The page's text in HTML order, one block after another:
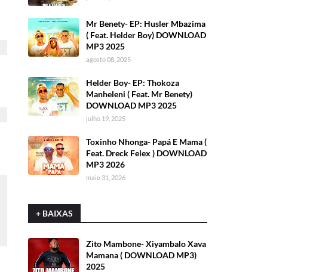
Mr Benety- EP: Husler Mbazima
( Feat. Helder Boy) DOWNLOAD
MP3 2025
agosto 08, 2025
Helder Boy- EP: Thokoza
Manheleni ( Feat. Mr Benety)
DOWNLOAD MP3 2025
julho 19, 2025
Toxinho Nhonga- Papá E Mama (
Feat. Dreck Felex ) DOWNLOAD
MP3 2026
maio 31, 2026
+ BAIXAS
Zito Mambone- Xiyambalo Xava
Mamana ( DOWNLOAD MP3)
2025